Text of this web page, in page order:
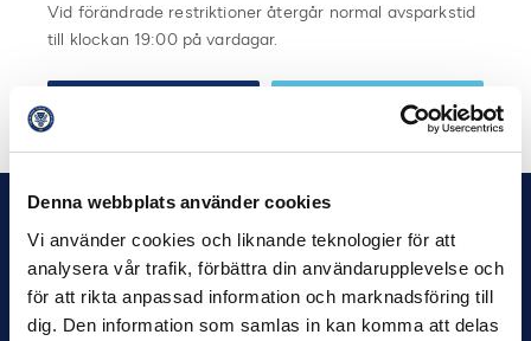
Denna webbplats använder cookies
Vi använder cookies och liknande teknologier för att
analysera vår trafik, förbättra din användarupplevelse och
för att rikta anpassad information och marknadsföring till
dig. Den information som samlas in kan komma att delas
Vid förändrade restriktioner återgår normal avsparkstid
till klockan 19:00 på vardagar.
Dela på Twitter